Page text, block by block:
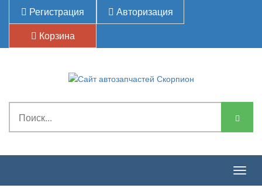
Регистрация
Авторизация
Корзина